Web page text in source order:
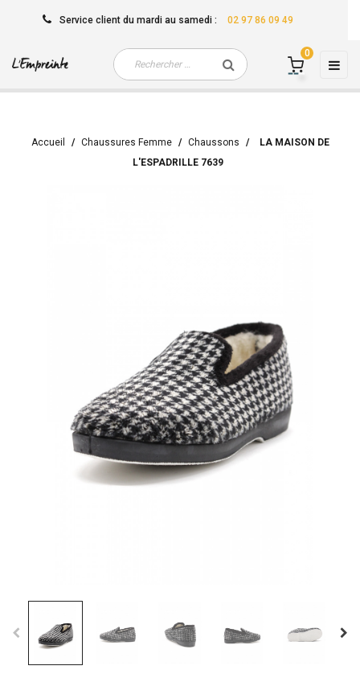
Service client du mardi au samedi : 02 97 86 09 49
☰
0
Accueil Chaussures Femme Chaussons
LA MAISON DE
L'ESPADRILLE 7639